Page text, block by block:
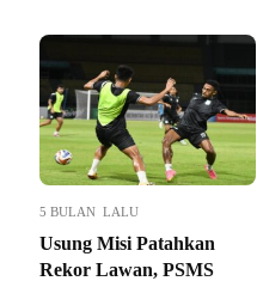
5 BULAN LALU
Usung Misi Patahkan
Rekor Lawan, PSMS